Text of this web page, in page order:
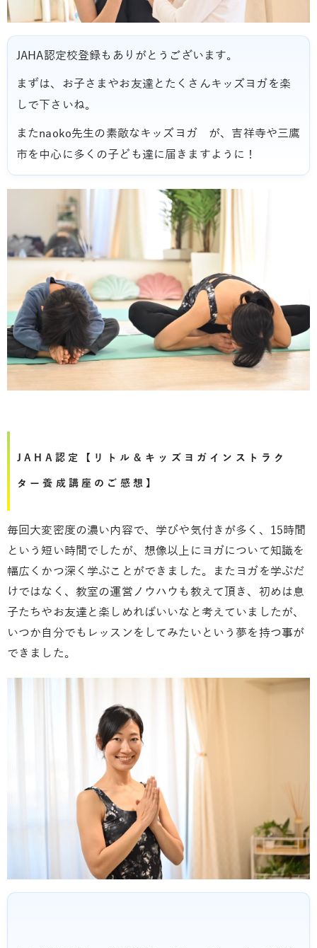
JAHA認定校登録もありがとうございます。
まずは、お子さまやお友達とたくさんキッズヨガを楽
しで下さいね。
またnaoko先生の素敵なキッズヨガ が、吉祥寺や三鷹
市を中心に多くの子ども達に届きますように！
JAHA認定【リトル＆キッズヨガインストラク
ター養成講座のご感想】
毎回大変密度の濃い内容で、学びや気付きが多く、15時間
という短い時間でしたが、想像以上にヨガについて知識を
幅広くかつ深く学ぶことができました。またヨガを学ぶだ
けではなく、教室の運営ノウハウも教えて頂き、初めは息
子たちやお友達と楽しめればいいなと考えていましたが、
いつか自分でもレッスンをしてみたいという夢を持つ事が
できました。